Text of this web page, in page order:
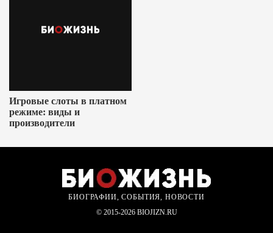
Игровые слоты в платном
режиме: виды и
производители
БИОГРАФИИ, СОБЫТИЯ, НОВОСТИ
© 2015-2026 BIOJIZN.RU